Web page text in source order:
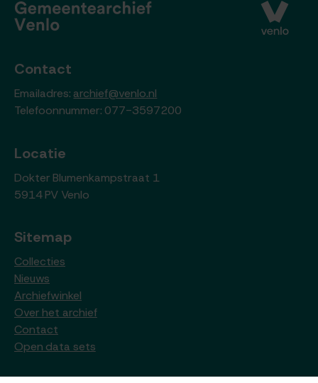
Contact
Emailadres: archief@venlo.nl
Telefoonnummer: 077-3597200
Locatie
Dokter Blumenkampstraat 1
5914 PV Venlo
Sitemap
Collecties
Nieuws
Archiefwinkel
Over het archief
Contact
Open data sets